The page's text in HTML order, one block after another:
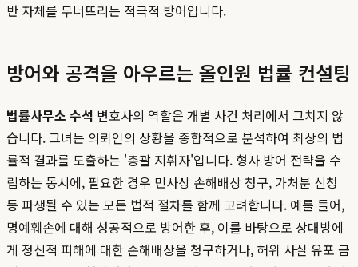
반 자체를 무너뜨리는 적극적 방어입니다.
방어와 공격을 아우르는 올인원 법률 컨설팅
법률사무소 수석 변호사의 역할은 개별 사건 처리에서 그치지 않
습니다. 그녀는 의뢰인의 상황을 종합적으로 분석하여 최상의 법
률적 결과를 도출하는 '총괄 지휘자'입니다. 형사 방어 전략을 수
립하는 동시에, 필요한 경우 민사상 손해배상 청구, 가처분 신청
등 파생될 수 있는 모든 법적 절차를 함께 고려합니다. 예를 들어,
명예훼손에 대해 성공적으로 방어한 후, 이를 바탕으로 상대방에
게 정신적 피해에 대한 손해배상을 청구하거나, 허위 사실 유포 금